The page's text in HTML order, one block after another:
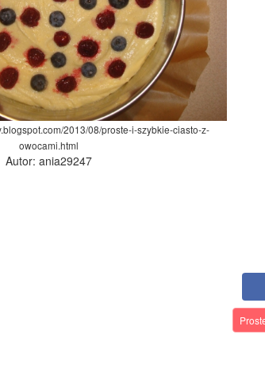
2013/08/proste-i-szybkie-ciasto-z-
owocami.html
Autor: ania29247